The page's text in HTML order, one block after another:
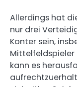
Allerdings hat
nur drei
Konter sein,
Mittelfeldspieler
kann es